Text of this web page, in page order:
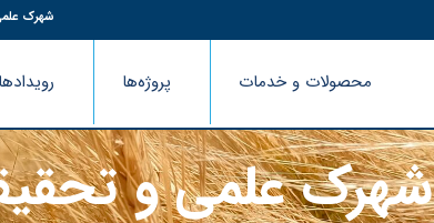
شهرک
محصولات و خدمات پروژه‌ها رویدادها
شهرک علمی و